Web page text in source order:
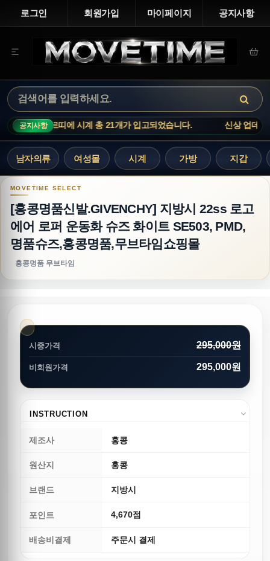
로그인 회원가입 마이페이지 공지사항
공지사항
데이트 : 까르띠에 시계 총 21개가 입고되었습니다. 신상 업데이
남자의류 여성몰 시계 가방 지갑
[홍콩명품신발.GIVENCHY] 지방시 22ss 로고 에
[홍콩명품신발.GIVENCHY] 지방시 22ss 로고
에어 로퍼 운동화 슈즈 화이트 SE503, PMD,
명품슈즈,홍콩명품,무브타임쇼핑몰
홍콩명품 무브타임
시중가격 295,000원
비회원가격 295,000원
INSTRUCTION
제조사 홍콩
원산지 홍콩
브랜드 지방시
포인트 4,670점
배송비결제 주문시 결제